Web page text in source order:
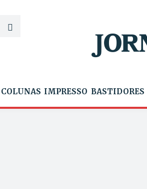
COLUNAS IMPRESSO BASTIDORES